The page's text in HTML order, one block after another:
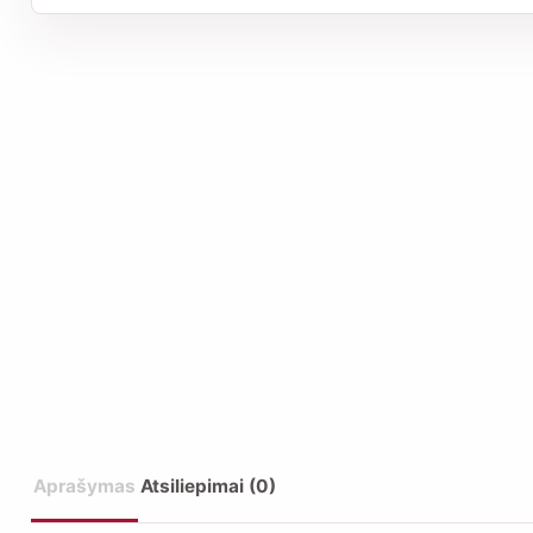
Aprašymas Atsiliepimai (0)